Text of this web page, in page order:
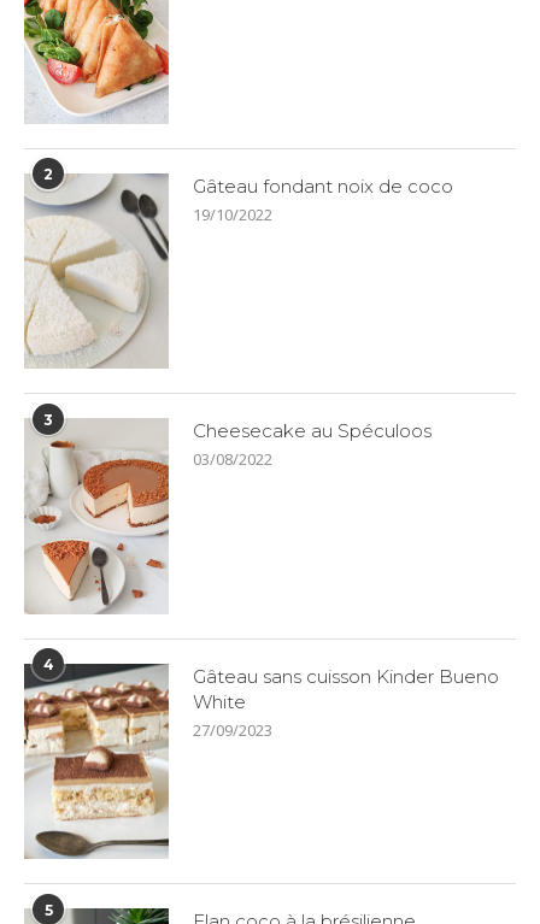
2
Gâteau fondant noix de coco
19/10/2022
3
Cheesecake au Spéculoos
03/08/2022
4
Gâteau sans cuisson Kinder Bueno
White
27/09/2023
5